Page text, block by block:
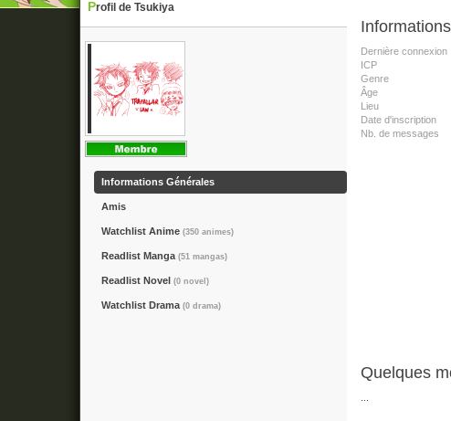
Profil de Tsukiya
Informations Générales
Amis
Watchlist Anime (350 animes)
Readlist Manga (51 mangas)
Readlist Novel (0 novel)
Watchlist Drama (0 drama)
Dernière connexion
ICP
Genre
Âge
Lieu
Date d'inscription
Nb. de messages
Quelques